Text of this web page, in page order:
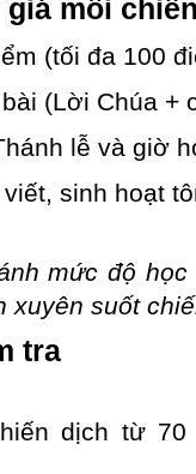
giá mỗi
(tối đa 100
(Lời Chúa +
lễ và giờ
sinh hoạt
mức độ
xuyên suốt
tra
dịch từ 70